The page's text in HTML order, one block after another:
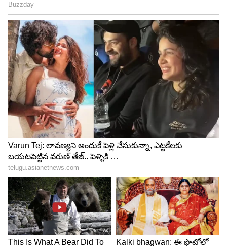
5
Image Credit :Zee 5/ Youtube
కోడి పందెల చుట్టూనే కథ
గోదావరి ప్రాంతంలో కోడి పందెలనేవి ఒక ఎమోషనల్ థింగ్.
దాన్నే మెయిన్ ఎలిమెంట్ గా తీసుకుని కథ మలిచిన తీరు
బాగుంది. దానికి కథ మొత్తం కోడి పందెల చుట్టూనే
తిరుగుతుంది. కోడిని వెతికి క్రమంలో ఊర్లో జరుగుతున్న
ఘోరాలు, మూఢనమ్మకాలు, ఊరి పెద్దలే చేసే అరచకాలు
బయటపడుతాయి. సిరీస్ చూస్తున్న కొద్దీ సస్పెన్స్ లు
ఉంటాయి. చివరి వరకు ఒక్కో పాత్రపై మళ్లిస్తూ కథను
నడిపించారు.కోడి పందెలు ఆపించాలని అబ్బా అనే గ్రూప్